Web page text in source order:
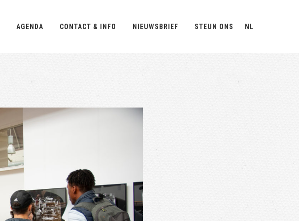
AGENDA CONTACT & INFO NIEUWSBRIEF STEUN ONS NL